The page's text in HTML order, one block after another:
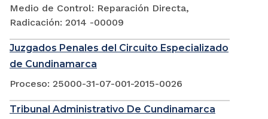
Medio de Control: Reparación Directa,
Radicación: 2014 -00009
Juzgados Penales del Circuito Especializado
de Cundinamarca
Proceso: 25000-31-07-001-2015-0026
Tribunal Administrativo De Cundinamarca